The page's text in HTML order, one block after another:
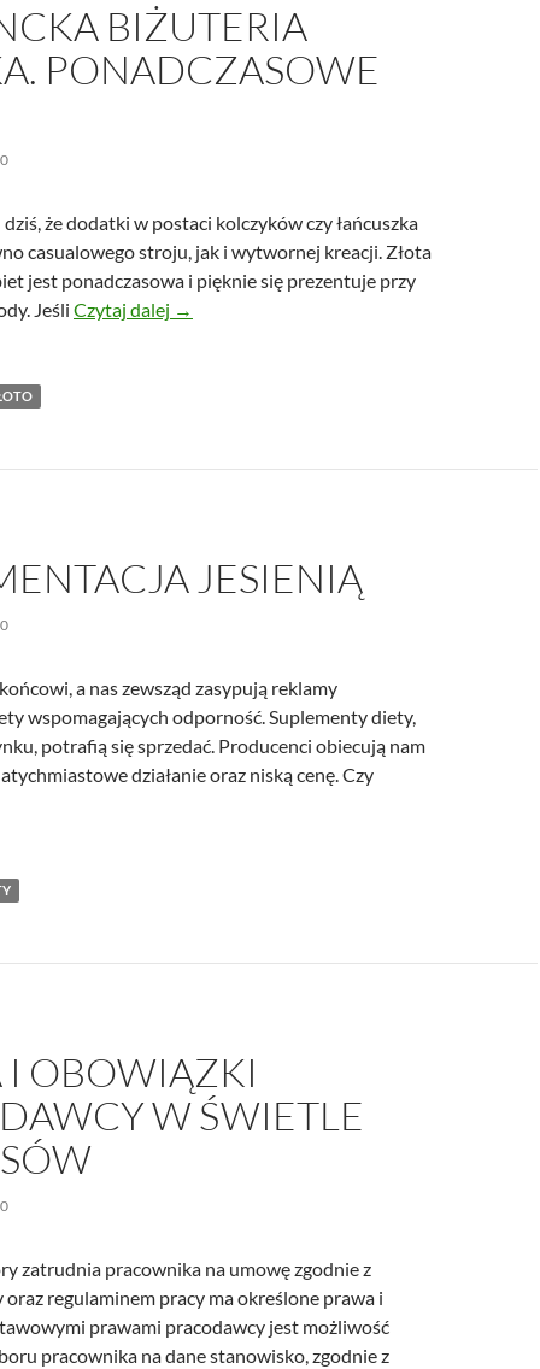
BIŻUTERIA
PONADCZASOWE
że dodatki w postaci kolczyków czy łańcuszka
casualowego stroju, jak i wytwornej kreacji. Złota
jest ponadczasowa i pięknie się prezentuje przy
Jeśli Czytaj dalej Elegancka biżuteria damska. Ponadczasowe
→
JESIENIĄ
a nas zewsząd zasypują reklamy
wspomagających odporność. Suplementy diety,
potrafią się sprzedać. Producenci obiecują nam
działanie oraz niską cenę. Czy
jesienią
I OBOWIĄZKI
W ŚWIETLE
zatrudnia pracownika na umowę zgodnie z
oraz regulaminem pracy ma określone prawa i
prawami pracodawcy jest możliwość
pracownika na dane stanowisko, zgodnie z